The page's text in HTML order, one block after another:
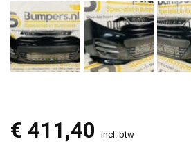
€ 411,40 incl. btw